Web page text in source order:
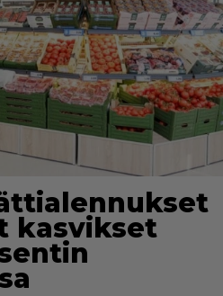
kasvikset